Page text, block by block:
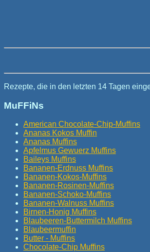
Rezepte, die in den letzten 14 Tagen
MuFFiNs
American Chocolate-Chip-Muffins
Ananas Kokos Muffin
Ananas Muffins
Apfelmus Gewuerz Muffins
Baileys Muffins
Bananen-Erdnuss Muffins
Bananen-Kokos-Muffins
Bananen-Rosinen-Muffins
Bananen-Schoko-Muffins
Bananen-Walnuss Muffins
Birnen-Honig Muffins
Blaubeeren-Buttermilch Muffins
Blaubeermuffin
Butter - Muffins
Chocolate-Chip Muffins